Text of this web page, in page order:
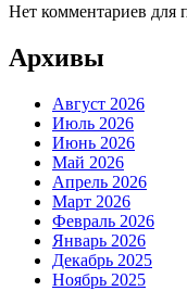
Нет комментариев для
Архивы
Август 2026
Июль 2026
Июнь 2026
Май 2026
Апрель 2026
Март 2026
Февраль 2026
Январь 2026
Декабрь 2025
Ноябрь 2025